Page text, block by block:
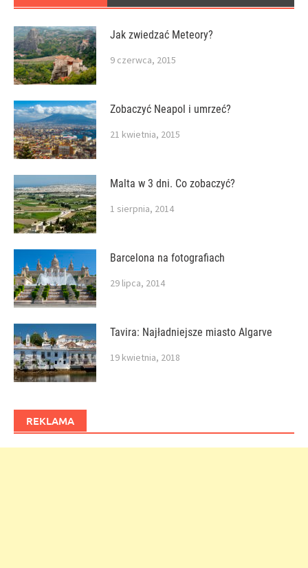
Jak zwiedzać Meteory?
9 czerwca, 2015
Zobaczyć Neapol i umrzeć?
21 kwietnia, 2015
Malta w 3 dni. Co zobaczyć?
1 sierpnia, 2014
Barcelona na fotografiach
29 lipca, 2014
Tavira: Najładniejsze miasto Algarve
19 kwietnia, 2018
REKLAMA